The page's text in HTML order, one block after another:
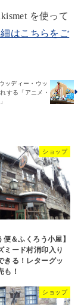
を使って
はこちらをご
ッディー・ウッ
する「アニメ・
ショップ
便＆ふくろう小屋】
ミード村消印入り
きる！レターグッ
も！
ショップ